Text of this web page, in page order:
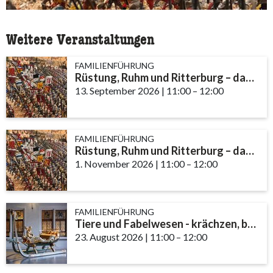
Weitere Veranstaltungen
FAMILIENFÜHRUNG
Rüstung, Ruhm und Ritterburg – das Leben eines Ritters im Mittelalter
13. September 2026 | 11:00– 12:00
FAMILIENFÜHRUNG
Rüstung, Ruhm und Ritterburg – das Leben eines Ritters im Mittelalter
1. November 2026 | 11:00accessibility.time_to
– 12:00
FAMILIENFÜHRUNG
Tiere und Fabelwesen - krächzen, brüllen, fauchen
23. August 2026 | 11:00accessibility.time_to
– 12:00